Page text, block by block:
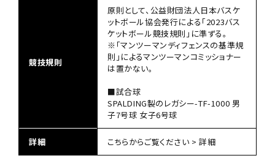
競技規則
原則として、公益財団法人日本バスケ
ットボール協会発行による「2023バス
ケットボール競技規則」に準ずる。
※「マンツーマンディフェンスの基準規
則」によるマンツーマンコミッショナー
は置かない。
■試合球
SPALDING製のレガシー-TF-1000 男
子7号球 女子6号球
詳細 こちらからご覧ください >詳細